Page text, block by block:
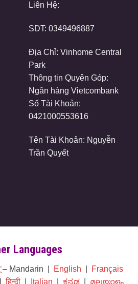
Liên Hệ:
SDT: 0349496887
Địa Chỉ: Vinhome Central
Park
Thông tin Quyên Góp:
Ngân hàng Vietcombank
Số Tài Khoản:
0421000553616
Tên Tài Khoản: Nguyễn
Trần Quyết
Languages
– Mandarin | English
Français
|हिन्दी| Italian ಕನ್ನಡ| മലയാളം